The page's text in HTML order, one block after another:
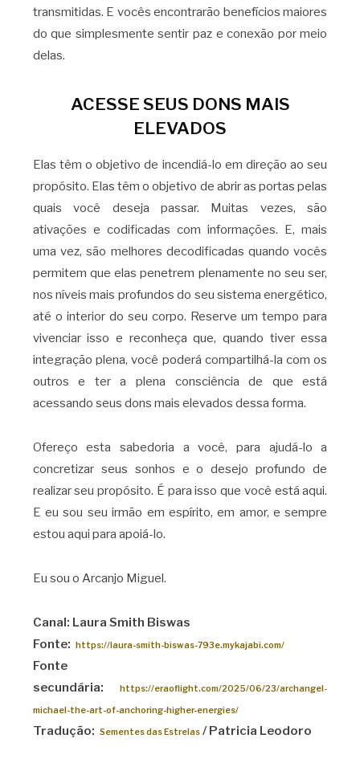
transmitidas. E vocês encontrarão benefícios maiores
do que simplesmente sentir paz e conexão por meio
delas.
ACESSE SEUS DONS MAIS
ELEVADOS
Elas têm o objetivo de incendiá-lo em direção ao seu
propósito. Elas têm o objetivo de abrir as portas pelas
quais você deseja passar. Muitas vezes, são
ativações e codificadas com informações. E, mais
uma vez, são melhores decodificadas quando vocês
permitem que elas penetrem plenamente no seu ser,
nos níveis mais profundos do seu sistema energético,
até o interior do seu corpo. Reserve um tempo para
vivenciar isso e reconheça que, quando tiver essa
integração plena, você poderá compartilhá-la com os
outros e ter a plena consciência de que está
acessando seus dons mais elevados dessa forma.
Ofereço esta sabedoria a você, para ajudá-lo a
concretizar seus sonhos e o desejo profundo de
realizar seu propósito. É para isso que você está aqui.
E eu sou seu irmão em espírito, em amor, e sempre
estou aqui para apoiá-lo.
Eu sou o Arcanjo Miguel.
Canal: Laura Smith Biswas
Fonte: https://laura-smith-biswas-793e.mykajabi.com/
Fonte
secundária:https://eraoflight.com/2025/06/23/archangel-
michael-the-art-of-anchoring-higher-energies/
Tradução: Sementes das Estrelas/ Patricia Leodoro